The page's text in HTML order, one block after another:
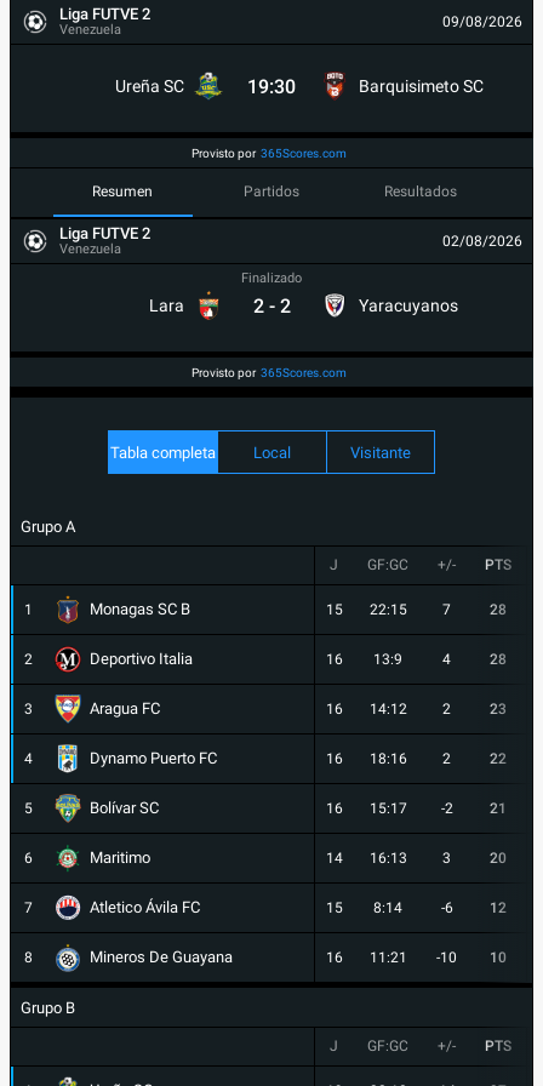
Liga FUTVE 2
Venezuela 09/08/2026
Ureña SC 19:30 Barquisimeto SC
Provisto por 365Scores.com
Resumen Partidos Resultados
Liga FUTVE 2
Venezuela 02/08/2026
Lara
Finalizado
2 - 2 Yaracuyanos
Provisto por 365Scores.com
Tabla completa Local Visitante
Grupo A
J GF:GC +/- PTS
1 Monagas SC B 15 22:15 7 28
2 Deportivo Italia 16 13:9 4 28
3 Aragua FC 16 14:12 2 23
4 Dynamo Puerto FC 16 18:16 2 22
5 Bolívar SC 16 15:17 -2 21
6 Maritimo 14 16:13 3 20
7 Atletico Ávila FC 15 8:14 -6 12
8 Mineros De Guayana 16 11:21 -10 10
Grupo B
J GF:GC +/- PTS